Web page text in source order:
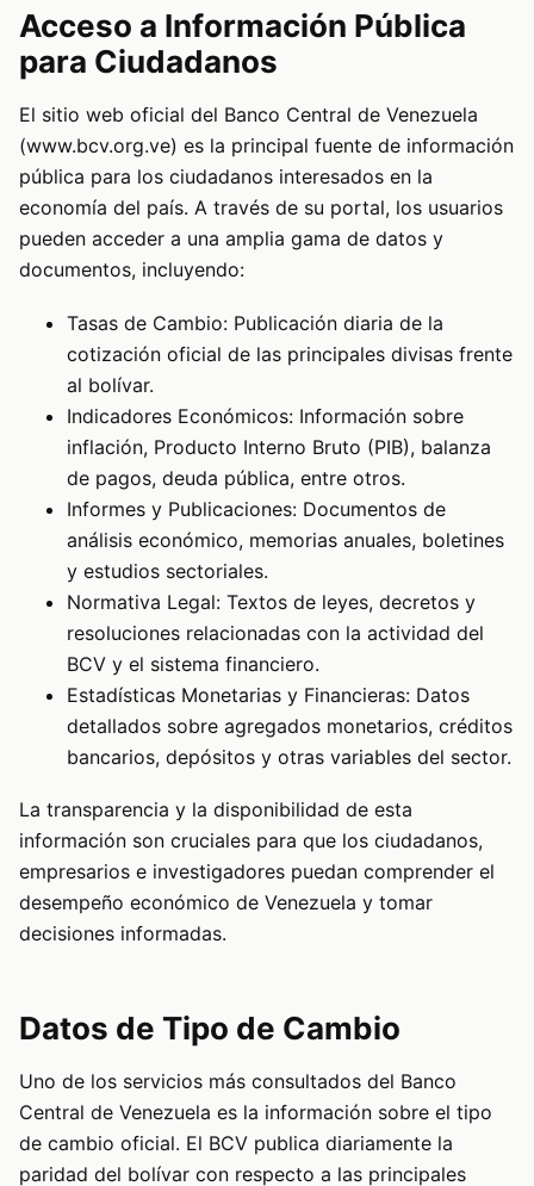
Acceso a Información Pública
para Ciudadanos
El sitio web oficial del Banco Central de Venezuela
(www.bcv.org.ve) es la principal fuente de información
pública para los ciudadanos interesados en la
economía del país. A través de su portal, los usuarios
pueden acceder a una amplia gama de datos y
documentos, incluyendo:
Tasas de Cambio: Publicación diaria de la
cotización oficial de las principales divisas frente
al bolívar.
Indicadores Económicos: Información sobre
inflación, Producto Interno Bruto (PIB), balanza
de pagos, deuda pública, entre otros.
Informes y Publicaciones: Documentos de
análisis económico, memorias anuales, boletines
y estudios sectoriales.
Normativa Legal: Textos de leyes, decretos y
resoluciones relacionadas con la actividad del
BCV y el sistema financiero.
Estadísticas Monetarias y Financieras: Datos
detallados sobre agregados monetarios, créditos
bancarios, depósitos y otras variables del sector.
La transparencia y la disponibilidad de esta
información son cruciales para que los ciudadanos,
empresarios e investigadores puedan comprender el
desempeño económico de Venezuela y tomar
decisiones informadas.
Datos de Tipo de Cambio
Uno de los servicios más consultados del Banco
Central de Venezuela es la información sobre el tipo
de cambio oficial. El BCV publica diariamente la
paridad del bolívar con respecto a las principales